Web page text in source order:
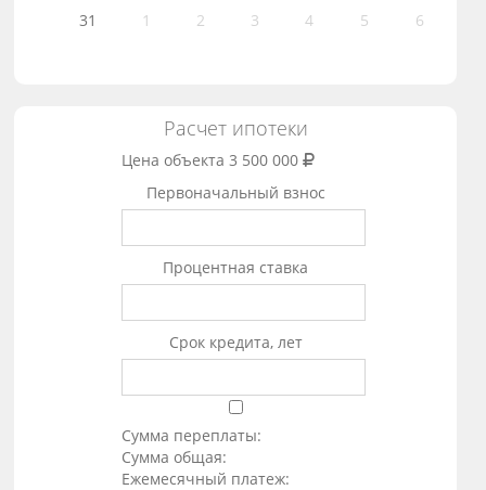
31 1 2 3 4 5 6
Расчет ипотеки
Цена объекта 3 500 000
Первоначальный взнос
Процентная ставка
Срок кредита, лет
Сумма переплаты:
Сумма общая:
Ежемесячный платеж: